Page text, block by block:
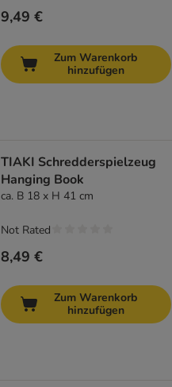
9,49 €
Zum Warenkorb
hinzufügen
TIAKI Schredderspielzeug
Hanging Book
ca. B 18 x H 41 cm
8,49 €
Not Rated
Zum Warenkorb
hinzufügen